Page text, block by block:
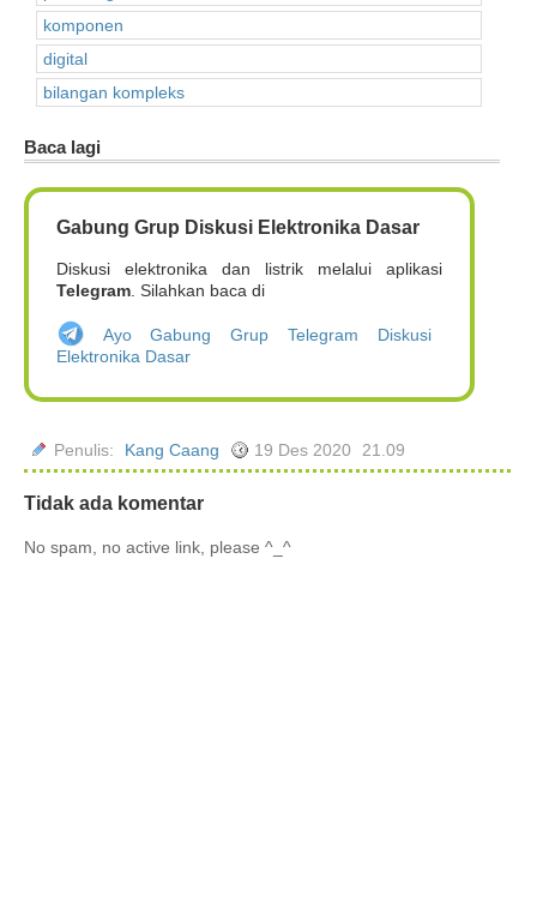
komponen
digital
bilangan kompleks
Baca lagi
Gabung Grup Diskusi Elektronika Dasar
Diskusi elektronika dan listrik melalui aplikasi
Telegram . Silahkan baca di
Ayo Gabung Grup Telegram Diskusi
Elektronika Dasar
Penulis: Kang Caang 19 Des 2020 21.09
Tidak ada komentar
No spam, no active link, please ^_^